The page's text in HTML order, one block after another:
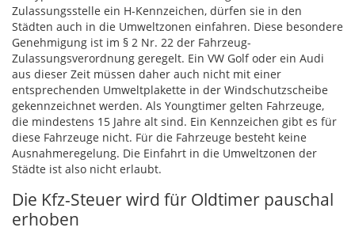
Zulassungsstelle ein H-Kennzeichen, dürfen sie in den
Städten auch in die Umweltzonen einfahren. Diese besondere
Genehmigung ist im § 2 Nr. 22 der Fahrzeug-
Zulassungsverordnung geregelt. Ein VW Golf oder ein Audi
aus dieser Zeit müssen daher auch nicht mit einer
entsprechenden Umweltplakette in der Windschutzscheibe
gekennzeichnet werden. Als Youngtimer gelten Fahrzeuge,
die mindestens 15 Jahre alt sind. Ein Kennzeichen gibt es für
diese Fahrzeuge nicht. Für die Fahrzeuge besteht keine
Ausnahmeregelung. Die Einfahrt in die Umweltzonen der
Städte ist also nicht erlaubt.
Die Kfz-Steuer wird für Oldtimer pauschal
erhoben